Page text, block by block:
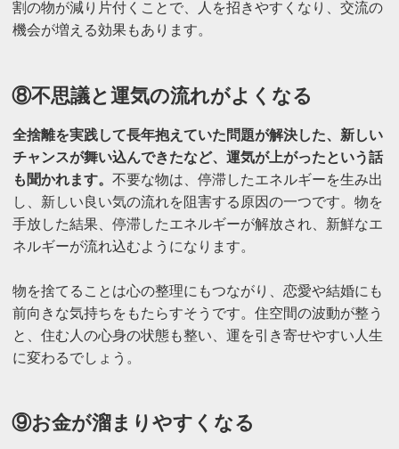
割の物が減り片付くことで、人を招きやすくなり、交流の
機会が増える効果もあります。
⑧不思議と運気の流れがよくなる
全捨離を実践して長年抱えていた問題が解決した、新しい
チャンスが舞い込んできたなど、運気が上がったという話
も聞かれます。 不要な物は、停滞したエネルギーを生み出
し、新しい良い気の流れを阻害する原因の一つです。物を
手放した結果、停滞したエネルギーが解放され、新鮮なエ
ネルギーが流れ込むようになります。
物を捨てることは心の整理にもつながり、恋愛や結婚にも
前向きな気持ちをもたらすそうです。住空間の波動が整う
と、住む人の心身の状態も整い、運を引き寄せやすい人生
に変わるでしょう。
⑨お金が溜まりやすくなる